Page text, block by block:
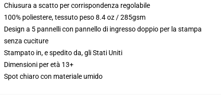
Chiusura a scatto per corrispondenza regolabile
100% poliestere, tessuto peso 8.4 oz / 285gsm
Design a 5 pannelli con pannello di ingresso doppio per la stampa
senza cuciture
Stampato in, e spedito da, gli Stati Uniti
Dimensioni per età 13+
Spot chiaro con materiale umido